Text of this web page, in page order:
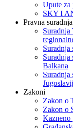
Upute za
SKY I
Pravna suradnja
Suradnja
Suradnja
Suradnja
Balkana
Suradnja
Zakoni
Zakon o
Zakon o
Kazneno